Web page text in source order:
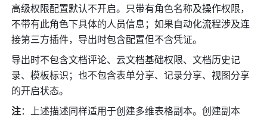
高级权限配置默认不开启。只带有角色名称及操作权限，
不带有此角色下具体的人员信息；如果自动化流程涉及连
接第三方插件，导出时包含配置但不含凭证。
导出时不包含文档评论、云文档基础权限、文档历史记
录、模板标识；也不包含表单分享、记录分享、视图分享
的开启状态。
注：上述描述同样适用于创建多维表格副本。创建副本